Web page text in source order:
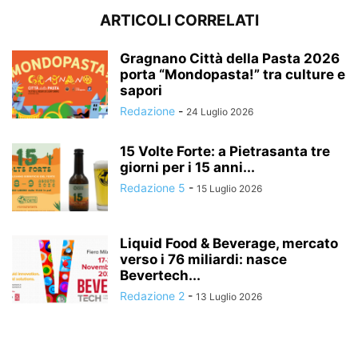
ARTICOLI CORRELATI
Gragnano Città della Pasta 2026
porta “Mondopasta!” tra culture e
sapori
Redazione - 24 Luglio 2026
15 Volte Forte: a Pietrasanta tre
giorni per i 15 anni...
Redazione 5 - 15 Luglio 2026
Liquid Food & Beverage, mercato
verso i 76 miliardi: nasce
Bevertech...
Redazione 2 - 13 Luglio 2026